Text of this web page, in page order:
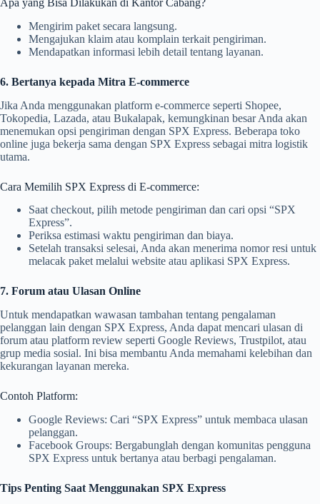
Apa yang Bisa Dilakukan di Kantor Cabang?
Mengirim paket secara langsung.
Mengajukan klaim atau komplain terkait pengiriman.
Mendapatkan informasi lebih detail tentang layanan.
6. Bertanya kepada Mitra E-commerce
Jika Anda menggunakan platform e-commerce seperti Shopee,
Tokopedia, Lazada, atau Bukalapak, kemungkinan besar Anda akan
menemukan opsi pengiriman dengan SPX Express. Beberapa toko
online juga bekerja sama dengan SPX Express sebagai mitra logistik
utama.
Cara Memilih SPX Express di E-commerce:
Saat checkout, pilih metode pengiriman dan cari opsi “SPX
Express”.
Periksa estimasi waktu pengiriman dan biaya.
Setelah transaksi selesai, Anda akan menerima nomor resi untuk
melacak paket melalui website atau aplikasi SPX Express.
7. Forum atau Ulasan Online
Untuk mendapatkan wawasan tambahan tentang pengalaman
pelanggan lain dengan SPX Express, Anda dapat mencari ulasan di
forum atau platform review seperti Google Reviews, Trustpilot, atau
grup media sosial. Ini bisa membantu Anda memahami kelebihan dan
kekurangan layanan mereka.
Contoh Platform:
Google Reviews: Cari “SPX Express” untuk membaca ulasan
pelanggan.
Facebook Groups: Bergabunglah dengan komunitas pengguna
SPX Express untuk bertanya atau berbagi pengalaman.
Tips Penting Saat Menggunakan SPX Express